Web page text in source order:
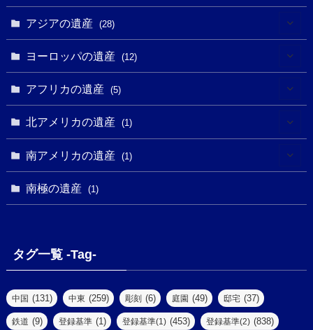
(18)
(3)
(7)
(5)
(2)
(5)
(16)
(62)
(14)
(5)
(2)
(2)
(8)
(7)
(2)
(47)
(19)
(8)
アジアの遺産 (28)
(1)
(1)
(18)
(2)
(1)
ヨーロッパの遺産 (12)
(2)
(1)
(1)
(2)
(2)
アフリカの遺産 (5)
(3)
北アメリカの遺産 (1)
(1)
(1)
南アメリカの遺産 (1)
南極の遺産 (1)
タグ一覧 -Tag-
中国 (131) 中東 (259) 彫刻 (6) 庭園 (49) 邸宅 (37)
鉄道 (9) 登録基準 (1) 登録基準(1) (453) 登録基準(2) (838)